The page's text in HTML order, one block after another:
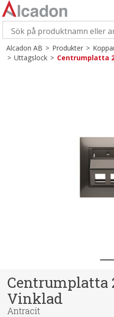
Alcadon AB>Produkter>
>Uttagslock>Centrumplatta
Centrumplatta
Vinklad
Antracit